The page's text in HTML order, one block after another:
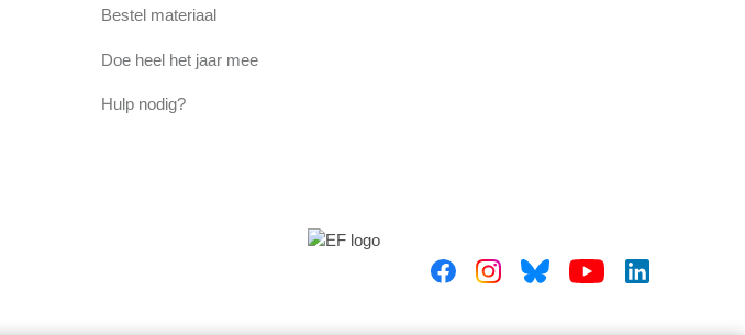
Bestel materiaal
Doe heel het jaar mee
Hulp nodig?